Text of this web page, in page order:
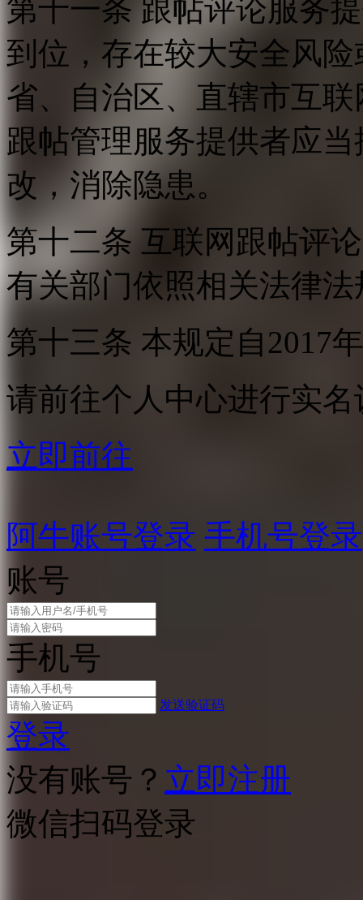
第十一条 跟帖评论服务
到位，存在较大安全风
省、自治区、直辖市互
跟帖管理服务提供者应
改，消除隐患。
第十二条 互联网跟帖评
有关部门依照相关法律
第十三条 本规定自2017
请前往个人中心进行实名
立即前往
阿牛账号登录 手机号登录
账号
手机号
发送验证码
登录
没有账号？ 立即注册
微信扫码登录